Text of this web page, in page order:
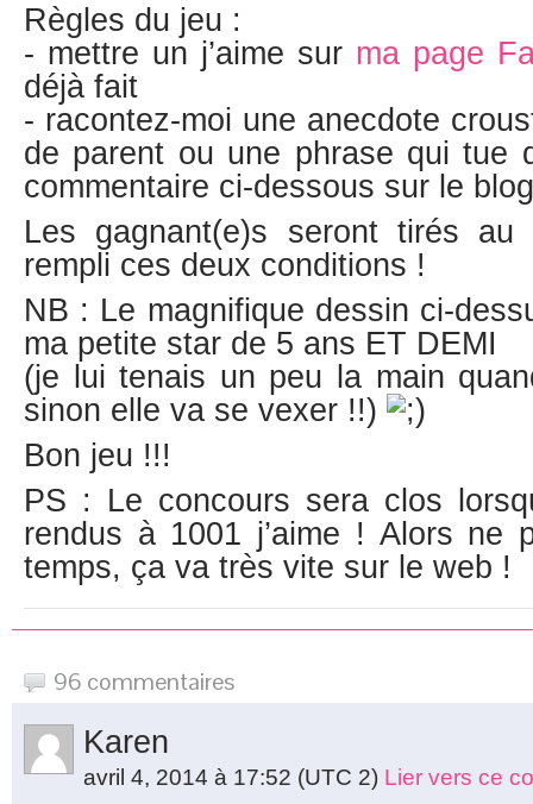
Règles du jeu :
- mettre un j’aime sur ma page
déjà fait
- racontez-moi une anecdote
de parent ou une phrase qui tue
commentaire ci-dessous sur le blog
Les gagnant(e)s seront tirés au
rempli ces deux conditions !
NB : Le magnifique dessin ci-
ma petite star de 5 ans ET DEMI
(je lui tenais un peu la main
sinon elle va se vexer !!)
Bon jeu !!!
PS : Le concours sera clos
rendus à 1001 j’aime ! Alors ne
temps, ça va très vite sur le web !
96 commentaires
Karen
avril 4, 2014 à 17:52 (UTC 2) Lier vers ce